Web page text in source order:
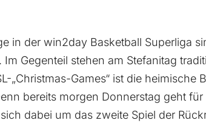
in der win2day Basketball Superliga
Gegenteil stehen am Stefanitag
„Christmas-Games“ ist die heimische
bereits morgen Donnerstag geht
dabei um das zweite Spiel der